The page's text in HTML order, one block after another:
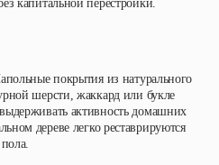
капитальной перестройки.
покрытия из натурального
шерсти, жаккард или букле
активность домашних
дереве легко реставрируются